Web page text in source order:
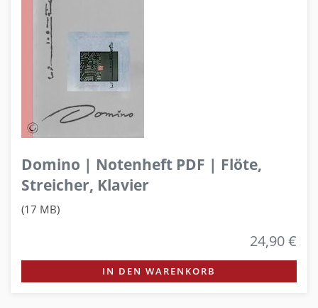
Domino | Notenheft PDF | Flöte,
Streicher, Klavier
(17 MB)
24,90 €
IN DEN WARENKORB